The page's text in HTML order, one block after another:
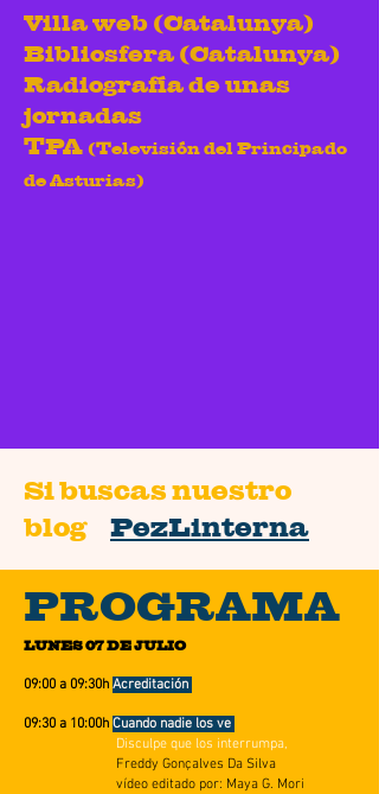
Villa web (Catalunya)​
Bibliosfera (Catalunya)
Radiografía de unas
jornadas
TPA (Televisión del Principado
de Asturias)
Si buscas nuestro
blog PezLinterna
PROGRAMA
LUNES 07 DE JULIO
09:00 a 09:30h Acreditación
09:30 a 10:00h Cuando nadie los ve
Disculpe que los interrumpa,
Freddy Gonçalves Da Silva
vídeo editado por: Maya G. Mori